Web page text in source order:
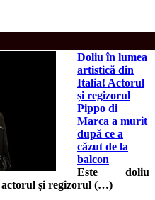
Doliu în lumea
artistică din
Italia! Actorul
și regizorul
Pippo di
Marca a murit
după ce a
căzut de la
balcon
Este doliu
actorul și regizorul (…)